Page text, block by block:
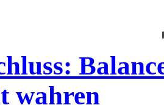
wahren